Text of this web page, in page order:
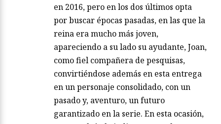
en 2016, pero en los dos últimos opta
por buscar épocas pasadas, en las que la
reina era mucho más joven,
apareciendo a su lado su ayudante, Joan,
como fiel compañera de pesquisas,
convirtiéndose además en esta entrega
en un personaje consolidado, con un
pasado y, aventuro, un futuro
garantizado en la serie. En esta ocasión,